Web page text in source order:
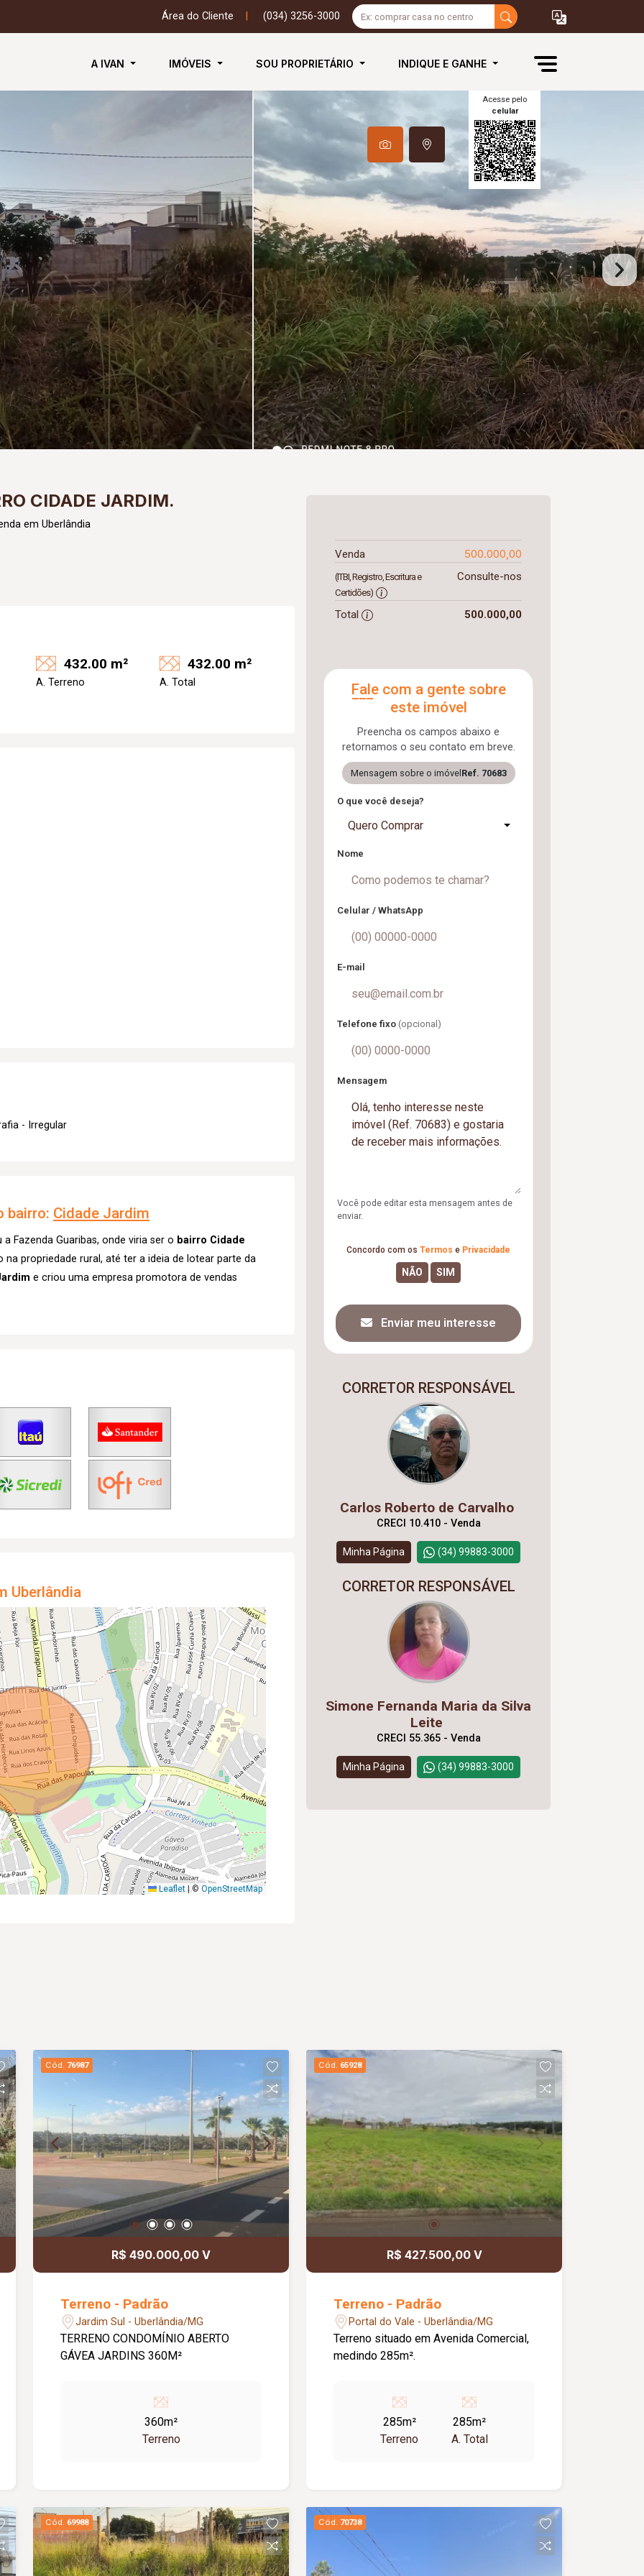
Área do Cliente (034) 3256-3000
A IVAN IMÓVEIS SOU PROPRIETÁRIO INDIQUE E GANHE
Acesse pelo
celular
CIDADE JARDIM.
em Uberlândia
432.00 m²
A. Terreno
432.00 m²
A. Total
- Irregular
bairro: Cidade Jardim
Fazenda Guaribas, onde viria ser o bairro Cidade
propriedade rural, até ter a ideia de lotear parte da
e criou uma empresa promotora de vendas
Uberlândia
Leaflet © OpenStreetMap
Venda 500.000,00
(ITBI, Registro, Escritura e
Certidões)
Consulte-nos
Total 500.000,00
Fale com a gente sobre
este imóvel
Preencha os campos abaixo e
retornamos o seu contato em breve.
Mensagem sobre o imóvel Ref. 70683
O que você deseja?
Quero Comprar
Nome
Celular / WhatsApp
E-mail
Telefone fixo (opcional)
Mensagem
Você pode editar esta mensagem antes de
enviar.
Concordo com os Termos e Privacidade
Enviar meu interesse
CORRETOR RESPONSÁVEL
Carlos Roberto de Carvalho
CRECI 10.410 - Venda
Minha Página (34) 99883-3000
CORRETOR RESPONSÁVEL
Simone Fernanda Maria da Silva
Leite
CRECI 55.365 - Venda
Minha Página (34) 99883-3000
Cód. 76987
R$ 490.000,00 V
Terreno - Padrão
Jardim Sul - Uberlândia/MG
TERRENO CONDOMÍNIO ABERTO
GÁVEA JARDINS 360M²
360m²
Terreno
Cód. 65928
R$ 427.500,00 V
Terreno - Padrão
Portal do Vale - Uberlândia/MG
Terreno situado em Avenida Comercial,
medindo 285m².
285m²
Terreno
285m²
A. Total
Cód. 69988 Cód. 70738